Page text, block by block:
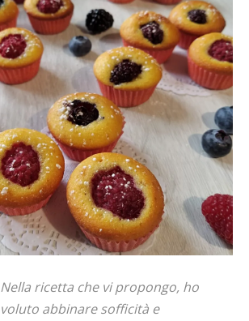
Nella ricetta che vi propongo, ho
voluto abbinare sofficità e